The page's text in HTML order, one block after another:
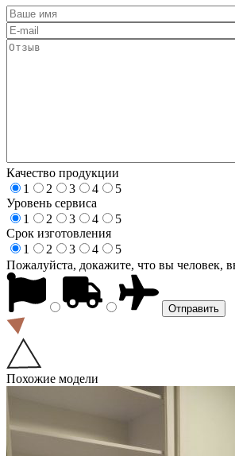
Качество продукции
1
2 3 4
5
Уровень сервиса
1
2 3 4
5
Срок изготовления
1
2 3 4
5
Пожалуйста, докажите, что вы человек,
Похожие модели